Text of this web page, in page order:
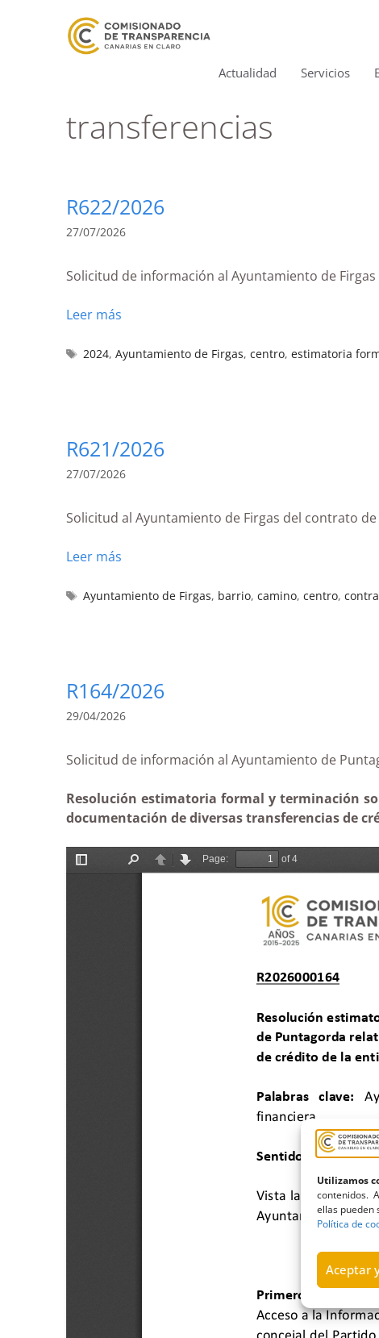
Utilizamos
contenidos.
ellas pueden
Política de
Aceptar
Actualidad Servicios
transferencias
R622/2026
27/07/2026
Solicitud de información al Ayuntamiento de
Leer más
2024,Ayuntamiento de Firgas,centro,estimatoria
R621/2026
27/07/2026
Solicitud al Ayuntamiento de Firgas del contrato
Leer más
Ayuntamiento de Firgas, barrio,camino,centro,
R164/2026
29/04/2026
Solicitud de información al Ayuntamiento de
Resolución estimatoria formal y terminación
documentación de diversas transferencias de